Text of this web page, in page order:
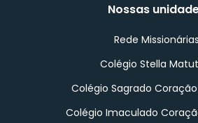
Nossas
Rede Missionárias
Colégio Stella
Colégio Sagrado
Colégio Imaculado